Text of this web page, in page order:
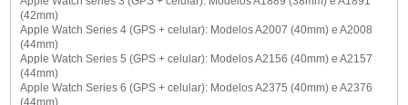
(42mm)
Apple Watch Series 4 (GPS + celular): Modelos A2007 (40mm) e A2008
(44mm)
Apple Watch Series 5 (GPS + celular): Modelos A2156 (40mm) e A2157
(44mm)
Apple Watch Series 6 (GPS + celular): Modelos A2375 (40mm) e A2376
(44mm)